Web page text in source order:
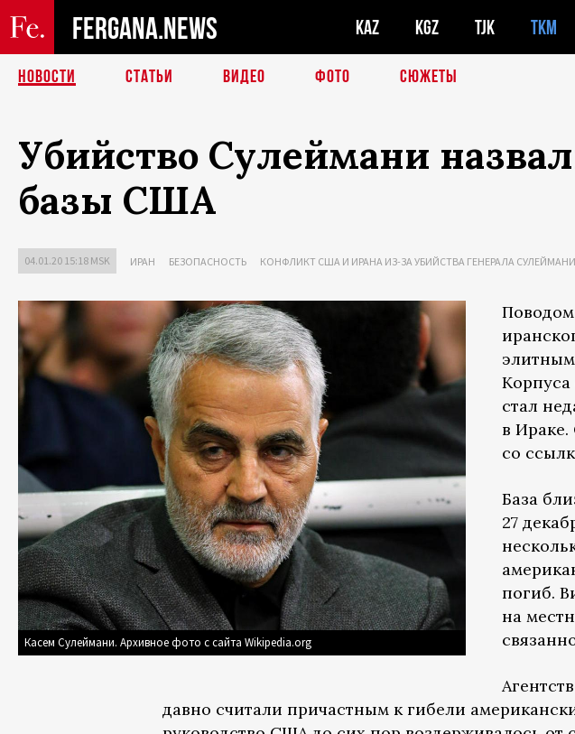
FERGANA.NEWS KAZ KGZ TJK TKM
НОВОСТИ СТАТЬИ ВИДЕО ФОТО СЮЖЕТЫ
Убийство Сулеймани
базы США
04.01.20 15:18 MSK ИРАН БЕЗОПАСНОСТЬ КОНФЛИКТ США И ИРАНА ИЗ-ЗА УБИЙСТВА ГЕНЕРАЛА СУЛЕЙМАНИ
Касем Сулеймани. Архивное фото с сайта Wikipedia.org
стал
в
со
База
27
погиб.
на
давно считали причастным к гибели